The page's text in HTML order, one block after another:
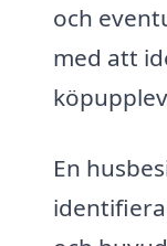
och
med att
En